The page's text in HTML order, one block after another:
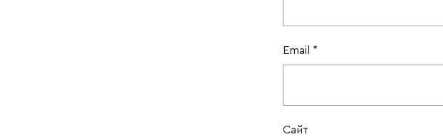
Email *
Сайт